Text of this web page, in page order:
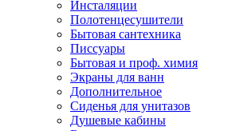
Инсталяции
Полотенцесушители
Бытовая сантехника
Писсуары
Бытовая и проф. химия
Экраны для ванн
Дополнительное
Сиденья для унитазов
Душевые кабины